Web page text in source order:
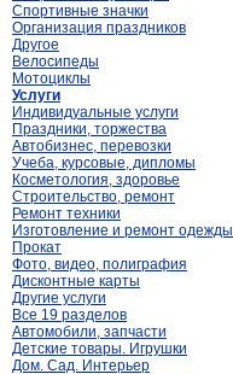
Спортивные значки
Организация праздников
Другое
Велосипеды
Мотоциклы
Услуги
Индивидуальные услуги
Праздники, торжества
Автобизнес, перевозки
Учеба, курсовые, дипломы
Косметология, здоровье
Строительство, ремонт
Ремонт техники
Изготовление и ремонт одежды
Прокат
Фото, видео, полиграфия
Дисконтные карты
Другие услуги
Все 19 разделов
Автомобили, запчасти
Детские товары. Игрушки
Дом. Сад. Интерьер